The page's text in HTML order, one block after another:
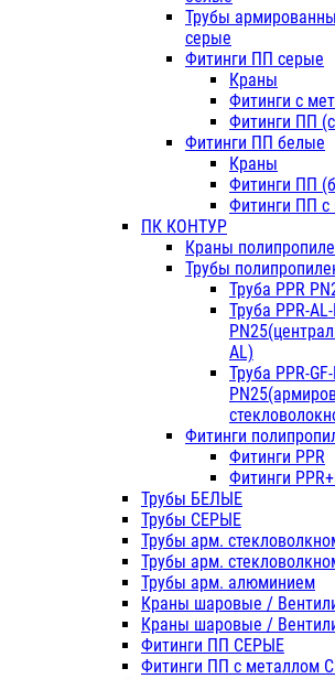
Трубы
серые
Фитинги ПП серые
Краны
Фитинги с
Фитинги ПП
Фитинги ПП белые
Краны
Фитинги ПП
Фитинги ПП
ПК КОНТУР
Краны
Трубы
Труба PPR
Труба PPR-
AL)
Труба PPR-
Фитинги
Фитинги PPR
Фитинги
Трубы БЕЛЫЕ
Трубы СЕРЫЕ
Трубы арм.
Трубы арм.
Трубы арм. алюминием
Краны шаровые /
Краны шаровые /
Фитинги ПП СЕРЫЕ
Фитинги ПП с металлом